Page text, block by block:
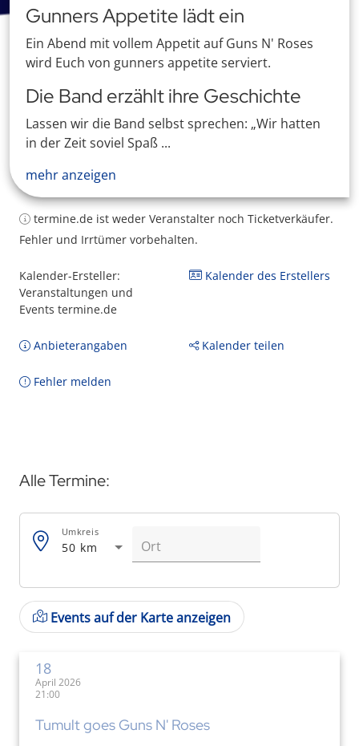
Gunners Appetite lädt ein
Ein Abend mit vollem Appetit auf Guns N' Roses
wird Euch von gunners appetite serviert.
Die Band erzählt ihre Geschichte
Lassen wir die Band selbst sprechen: „Wir hatten
in der Zeit soviel Spaß ...
mehr anzeigen
termine.de ist weder Veranstalter noch Ticketverkäufer.
Fehler und Irrtümer vorbehalten.
Kalender-Ersteller:
Veranstaltungen und
Events termine.de
Kalender des Erstellers
Anbieterangaben Kalender teilen
Fehler melden
Alle Termine:
50 km
Umkreis
Events auf der Karte anzeigen
18
April 2026
21:00
Tumult goes Guns N' Roses